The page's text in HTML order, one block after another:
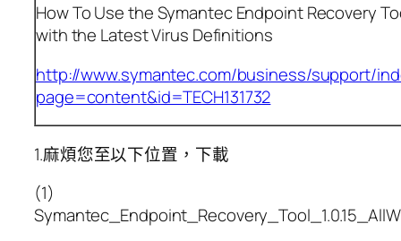
How To Use the Symantec Endpoint Recovery
with the Latest Virus Definitions
http://www.symantec.com/business/support/
page=content&id=TECH131732
1.麻煩您至以下位置，下載
(1)